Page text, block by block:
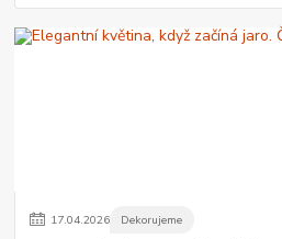
17.04.2026 Dekorujeme